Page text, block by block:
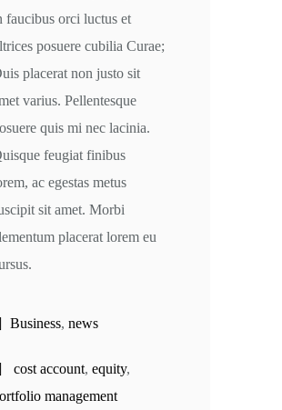
faucibus orci luctus et
posuere cubilia Curae;
placerat non justo sit
varius. Pellentesque
quis mi nec lacinia.
feugiat finibus
ac egestas metus
sit amet. Morbi
placerat lorem eu
Business, news
cost account, equity,
management